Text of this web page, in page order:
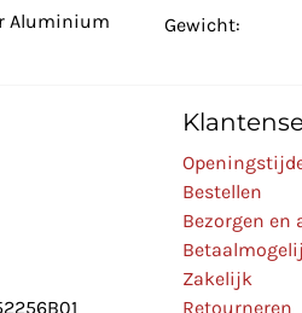
Aluminium
Gewicht:
Bestellen
Bezorgen en
Zakelijk
Retourneren